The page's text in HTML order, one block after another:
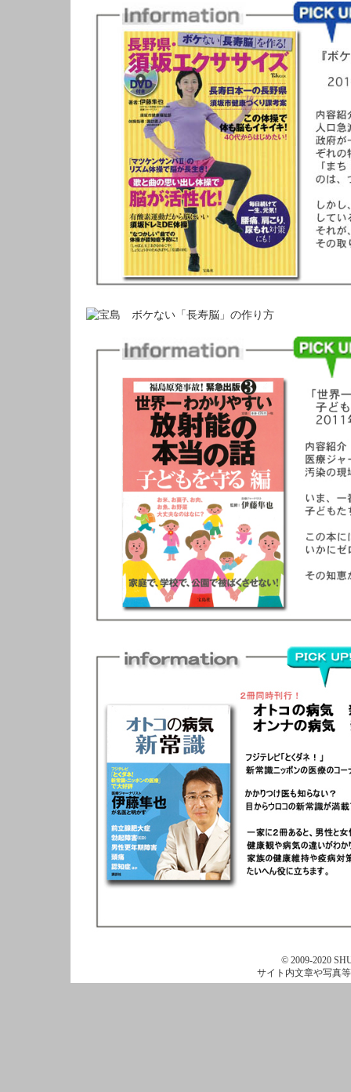
© 2009-2020
サイト内文章や写真